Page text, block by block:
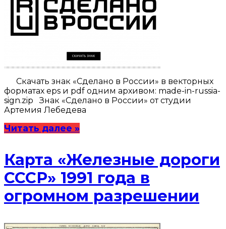
Скачать знак «Сделано в России» в векторных
форматах eps и pdf одним архивом: made-in-russia-
sign.zip Знак «Сделано в России» от студии
Артемия Лебедева
Читать далее »
Карта «Железные дороги
СССР» 1991 года в
огромном разрешении